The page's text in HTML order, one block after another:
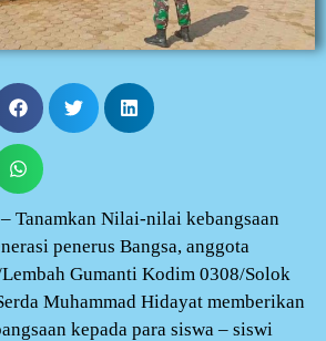
– Tanamkan Nilai-nilai kebangsaan
penerus Bangsa, anggota
Gumanti Kodim 0308/Solok
Muhammad Hidayat memberikan
kepada para siswa – siswi